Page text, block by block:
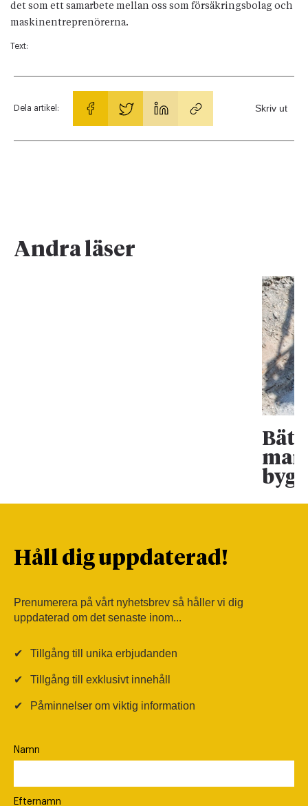
det som ett samarbete mellan oss som försäkringsbolag och
maskinentreprenörerna.
Text:
Dela artikel: Skriv ut
Andra läser
Håll dig uppdaterad!
Prenumerera på vårt nyhetsbrev så håller vi dig
uppdaterad om det senaste inom...
✔ Tillgång till unika erbjudanden
✔ Tillgång till exklusivt innehåll
✔ Påminnelser om viktig information
Namn
Efternamn